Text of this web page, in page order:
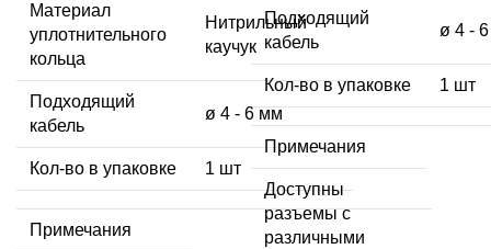
Материал
уплотнительного
кольца
Нитрильный
каучук
Подходящий
кабель
ø 4 - 6 мм
Кол-во в упаковке 1 шт
Примечания
Подходящий
кабель
ø 4 -
Кол-во в упаковке 1 шт
Примечания
Доступны
разъемы с
различными